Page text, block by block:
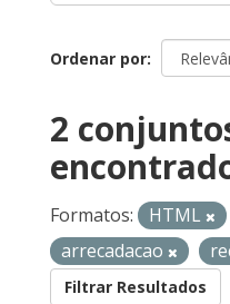
Ordenar por
2
Formatos: HTML
arrecadacao
Filtrar Resultados